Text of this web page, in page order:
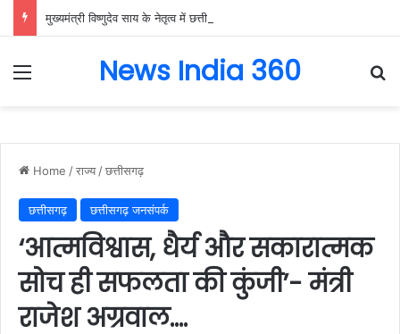
Menu News India 360
Home /राज्य /छत्तीसगढ़
छत्तीसगढ़ छत्तीसगढ़ जनसंपर्क
‘आत्मविश्वास, धैर्य और सकारात्मक
सोच ही सफलता की कुंजी’- मंत्री
राजेश अग्रवाल….